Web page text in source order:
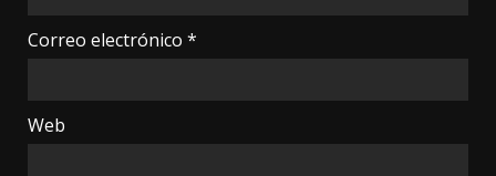
Correo electrónico *
Web